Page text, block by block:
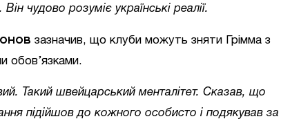
чудово розуміє українські реалії.
зазначив, що клуби можуть зняти Грімма з
обов’язками.
Такий швейцарський менталітет. Сказав, що
підійшов до кожного особисто і подякував за